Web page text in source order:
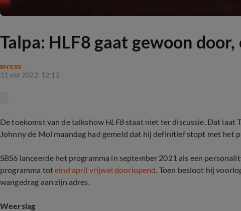
Talpa: HLF8 gaat gewoon
BN'ERS
31 okt 2022, 12:12
De toekomst van de talkshow HLF8 staat niet ter discussie. Dat laat
Johnny de Mol maandag had gemeld dat hij definitief stopt met het
SBS6 lanceerde het programma in september 2021 als een
programma toteind april vrijwel doorlopend. Toen besloot hij
wangedrag aan zijn adres.
Weerslag